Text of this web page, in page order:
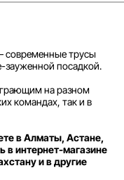
современные трусы
зауженной посадкой.
на разном
командах, так и в
в Алматы, Астане,
в интернет-магазине
и в другие